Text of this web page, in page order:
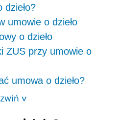
dzieło?
umowie o dzieło
o dzieło
ZUS przy umowie o
umowa o dzieło?
>